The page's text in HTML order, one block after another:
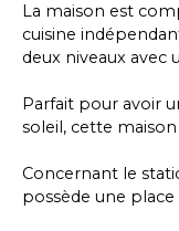
La maison est
cuisine
deux niveaux avec
Parfait pour avoir
soleil, cette
Concernant le
possède une